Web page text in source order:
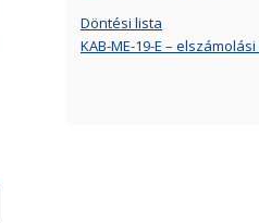
Döntési lista
KAB-ME-19-E –